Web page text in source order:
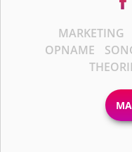
MARKETING
OPNAME